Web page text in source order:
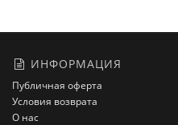
ИНФОРМАЦИЯ
Публичная оферта
Условия возврата
О нас